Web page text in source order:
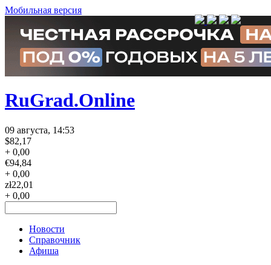
Мобильная версия
RuGrad.Online
09 августа, 14:53
$82,17
+ 0,00
€94,84
+ 0,00
zł22,01
+ 0,00
Новости
Справочник
Афиша